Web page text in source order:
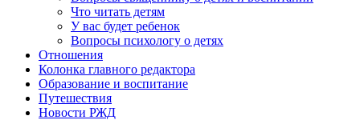
Что читать детям
У вас будет ребенок
Вопросы психологу о детях
Отношения
Колонка главного редактора
Образование и воспитание
Путешествия
Новости РЖД